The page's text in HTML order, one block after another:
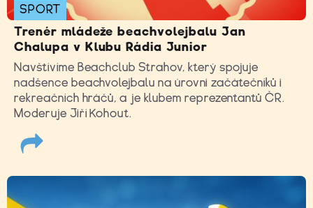
SPORT
Trenér mládeže beachvolejbalu Jan
Chalupa v Klubu Rádia Junior
Navštívíme Beachclub Strahov, který spojuje
nadšence beachvolejbalu na úrovni začátečníků i
rekreačních hráčů, a je klubem reprezentantů ČR.
Moderuje Jiří Kohout.